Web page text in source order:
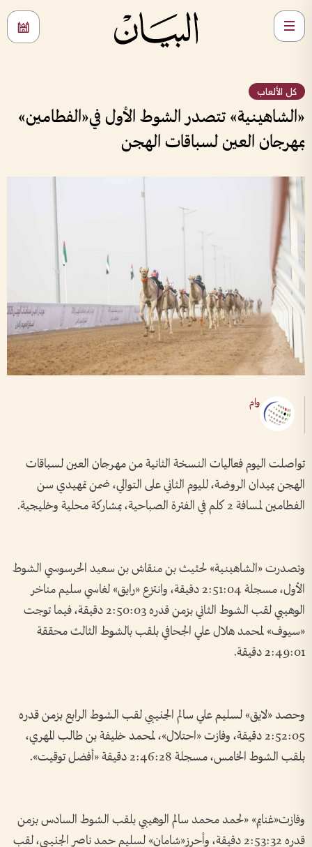
كل الألعاب
«الشاهينية» تتصدر الشوط الأول في«الفطامين»
بمهرجان العين لسباقات الهجن
وام
تواصلت اليوم فعاليات النسخة الثانية من مهرجان العين لسباقات
الهجن بميدان الروضة، لليوم الثاني على التوالي، ضمن تمهيدي سن
الفطامين لمسافة 2 كلم في الفترة الصباحية، بمشاركة محلية وخليجية.
وتصدرت «الشاهينية» لحثيث بن منقاش بن سعيد الحرسوسي الشوط
الأول، مسجلة 2:51:04 دقيقة، وانتزع «رايق» لغاسي سليم مناخر
الوهيبي لقب الشوط الثاني بزمن قدره 2:50:03 دقيقة، فيما توجت
«سيوف» لمحمد هلال علي الجحافي بلقب بالشوط الثالث محققة
2:49:01 دقيقة.
وحصد «لايق» لسليم علي سالم الجنيبي لقب الشوط الرابع بزمن قدره
2:52:05 دقيقة، وفازت «احتلال»، لمحمد خليفة بن طالب المهري،
بلقب الشوط الخامس، مسجلة 2:46:28 دقيقة «أفضل توقيت».
وفازت«غنايم» «لحمد محمد سالم الوهيبي بلقب الشوط السادس بزمن
قدره 2:53:32 دقيقة، وأحرز«شامان» لسليم حمد ناصر الجنيبي، لقب